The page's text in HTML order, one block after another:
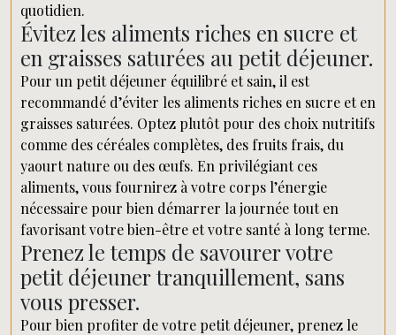
quotidien.
Évitez les aliments riches en sucre et
en graisses saturées au petit déjeuner.
Pour un petit déjeuner équilibré et sain, il est
recommandé d’éviter les aliments riches en sucre et en
graisses saturées. Optez plutôt pour des choix nutritifs
comme des céréales complètes, des fruits frais, du
yaourt nature ou des œufs. En privilégiant ces
aliments, vous fournirez à votre corps l’énergie
nécessaire pour bien démarrer la journée tout en
favorisant votre bien-être et votre santé à long terme.
Prenez le temps de savourer votre
petit déjeuner tranquillement, sans
vous presser.
Pour bien profiter de votre petit déjeuner, prenez le